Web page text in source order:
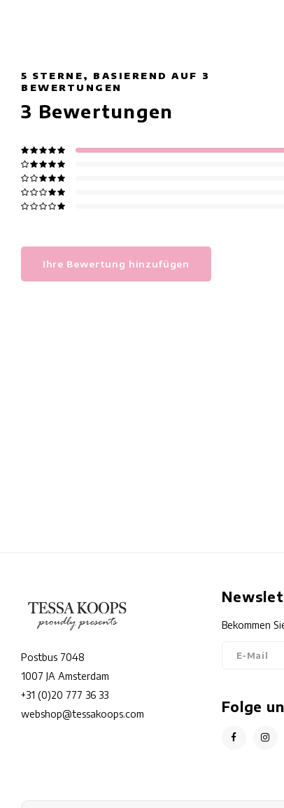
5 STERNE, BASIEREND AUF 3
BEWERTUNGEN
3 Bewertungen
Ihre Bewertung hinzufügen
Postbus 7048
1007 JA Amsterdam
+31 (0)20 777 36 33
webshop@tessakoops.com
Bekommen
Folge